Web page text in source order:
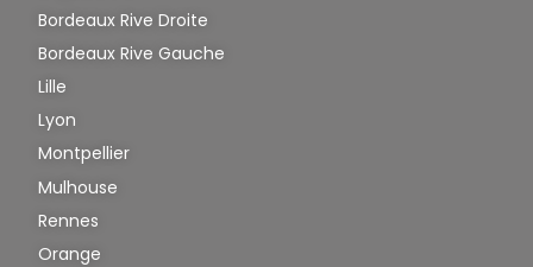
Bordeaux Rive Droite
Bordeaux Rive Gauche
Lille
Lyon
Montpellier
Mulhouse
Rennes
Orange